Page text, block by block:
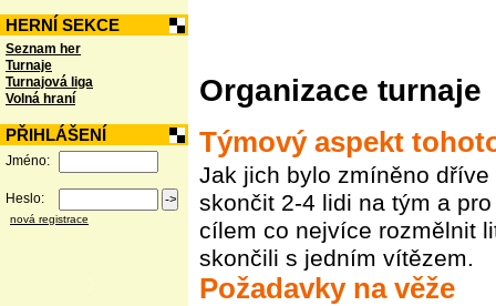
HERNÍ SEKCE
Seznam her
Turnaje
Turnajová liga
Volná hraní
PŘIHLÁŠENÍ
Jméno:
Heslo:
nová registrace
Organizace turnaje
Týmový aspekt
Jak jich bylo zmíněno
skončit 2-4 lidi na tým a
cílem co nejvíce rozmělnit
skončili s jedním vítězem.
Požadavky na věže